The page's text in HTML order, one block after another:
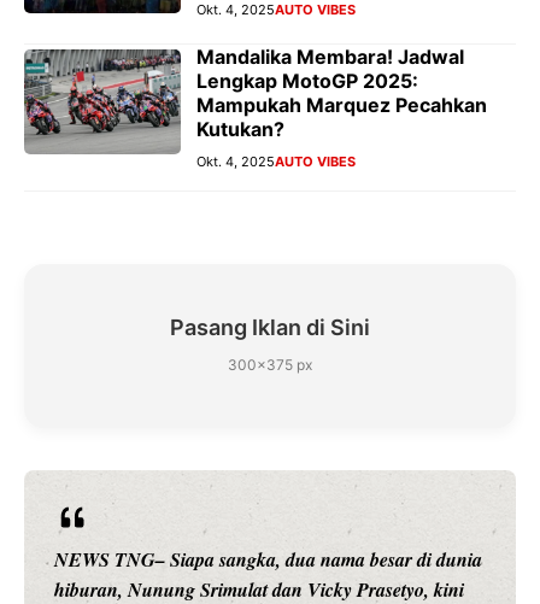
Okt. 4, 2025AUTO VIBES
Mandalika Membara! Jadwal
Lengkap MotoGP 2025:
Mampukah Marquez Pecahkan
Kutukan?
Okt. 4, 2025AUTO VIBES
Pasang Iklan di Sini
300×375 px
NEWS TNG– Siapa sangka, dua nama besar di dunia
hiburan, Nunung Srimulat dan Vicky Prasetyo, kini